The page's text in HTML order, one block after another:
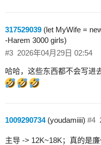
317529039 (let MyWife =
-Harem 3000 girls)
2026年04月29日 02:54
#3
哈哈，这些东西都不会写进
1009290734(youdamiiii) #4
主导 -> 12K~18K；真的是